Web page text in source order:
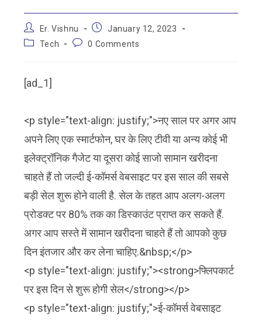
Er. Vishnu
January 12, 2023
Tech
0 Comments
[ad_1]
<p style="text-align: justify;">नए साल पर अगर आप
अपने लिए एक स्मार्टफोन, घर के लिए टीवी या अन्य कोई भी
इलेक्ट्रॉनिक गैजेट या दूसरा कोई साजो सामान खरीदना
चाहते हैं तो जल्दी ई-कॉमर्स वेबसाइट पर इस साल की सबसे
बड़ी सेल शुरू होने वाली है. सेल के तहत आप अलग-अलग
प्रोडक्ट पर 80% तक का डिस्काउंट प्राप्त कर सकते हैं.
अगर आप सस्ते में सामान खरीदना चाहते हैं तो आपको कुछ
दिन इंतजार और कर लेना चाहिए.&nbsp;</p>
<p style="text-align: justify;"><strong>फ्लिपकार्ट
पर इस दिन से शुरू होगी सेल</strong></p>
<p style="text-align: justify;">ई-कॉमर्स वेबसाइट